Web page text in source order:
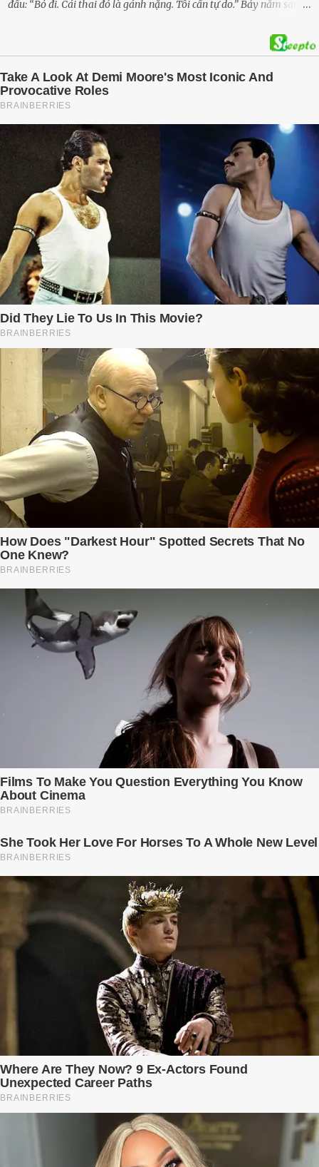
đầu: “Bỏ đi. Cái thai đó là gánh nặng. Tôi cần tự do.” Bảy năm sau,
kế hoạch được chuẩn bị kỹ lưỡng để người đàn ông phản bội ấy
phải trả giá … Hà Nội, mùa thu năm 2018, cái lạnh len lỏi qua từng
khe cửa gỗ cũ kỹ. Trong một căn biệt thự sang trọng ở phố Tây Hồ,
Ngọc Anh ngồi lặng lẽ trên ghế sofa, tay đặt lên bụng – nơi hai sinh
linh bé bỏng đang lớn dần từng ngày. Cô chưa bao giờ nghĩ mình sẽ
phải sống trong sợ hãi khi mang thai, đặc biệt là sợ… chính chồng
mình. Trí – người chồng mà cô từng yêu đến mù quáng, đã không
còn là người đàn ông của ngày đầu. Thành đạt, quyền lực, nhưng
cũng dối trá và lạnh lùng. Gần đây, anh hay về muộn, thậm chí có
đêm không về. Và rồi, trong một bữa cơm tối vắng lặng, Trí ném
xuống bàn ly n...